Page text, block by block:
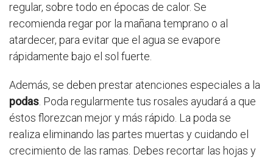
regular, sobre todo en épocas de calor. Se
recomienda regar por la mañana temprano o al
atardecer, para evitar que el agua se evapore
rápidamente bajo el sol fuerte.
Además, se deben prestar atenciones especiales a la
podas. Poda regularmente tus rosales ayudará a que
éstos florezcan mejor y más rápido. La poda se
realiza eliminando las partes muertas y cuidando el
crecimiento de las ramas. Debes recortar las hojas y